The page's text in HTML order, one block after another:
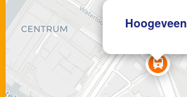
Hoogeveen